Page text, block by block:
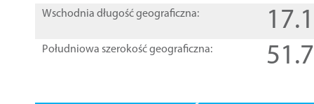
Wschodnia długość geograficzna:
Południowa szerokość geograficzna: